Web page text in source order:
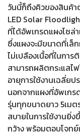
วันนี้ก็ถึงคิวของสินค้า
LED Solar
ที่ได้อัพเกรดแผงโซล่
ซึ่งแผงจะมีขนาดที่เล็
ไม่เปลืองเนื้อที่ในการ
สามารถผลิตกระแส
อายุการใช้งานเฉลี่ย
นอกจากแผงที่อัพเกร
รุ่นทุกขนาดยาว 5เม
สบายในการใช้งานยิ่
กว้าง พร้อมตอบโจท